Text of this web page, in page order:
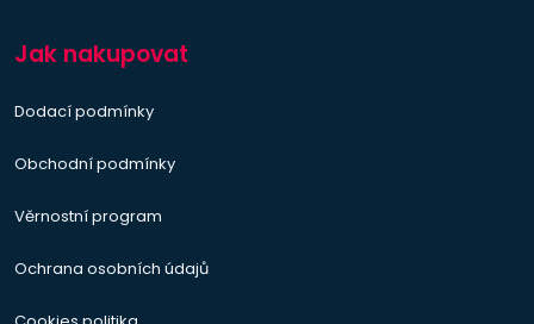
Jak nakupovat
Dodací podmínky
Obchodní podmínky
Věrnostní program
Ochrana osobních údajů